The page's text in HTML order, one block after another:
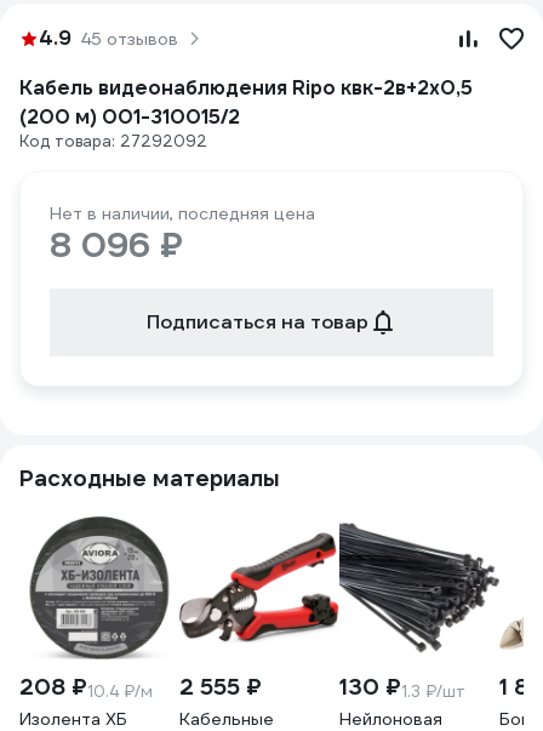
4.9 45 отзывов
Кабель видеонаблюдения Ripo квк-2в+2x0,5
(200 м) 001-310015/2
Код товара: 27292092
Нет в наличии, последняя цена
8 096 ₽
Подписаться на товар
Расходные материалы
208 ₽10.4 ₽/м
Изолента ХБ
2 555 ₽
Кабельные
130 ₽1.3 ₽/шт
Нейлоновая
1